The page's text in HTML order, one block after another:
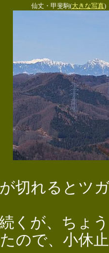
仙丈・甲斐駒(大きな写真)
切れるとツ
くが、ちょ
ので、小休